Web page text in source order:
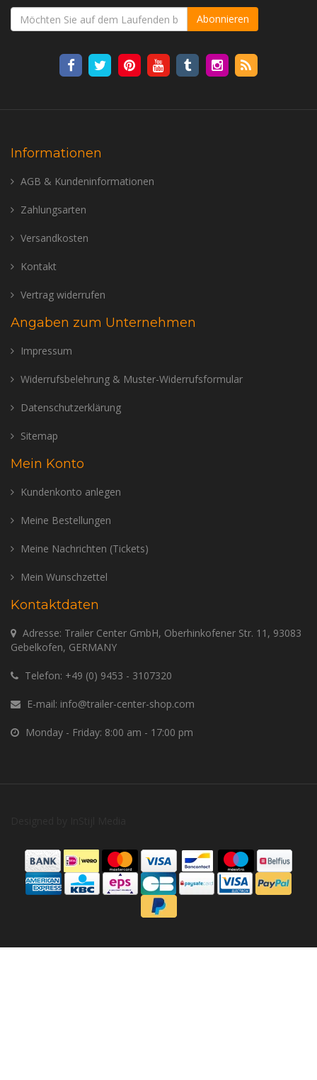
Abonnieren
Informationen
AGB & Kundeninformationen
Zahlungsarten
Versandkosten
Kontakt
Vertrag widerrufen
Angaben zum Unternehmen
Impressum
Widerrufsbelehrung & Muster-Widerrufsformular
Datenschutzerklärung
Sitemap
Mein Konto
Kundenkonto anlegen
Meine Bestellungen
Meine Nachrichten (Tickets)
Mein Wunschzettel
Kontaktdaten
Adresse: Trailer Center GmbH, Oberhinkofener Str. 11, 93083
Gebelkofen, GERMANY
Telefon: +49 (0) 9453 - 3107320
E-mail: info@trailer-center-shop.com
Monday - Friday: 8:00 am - 17:00 pm